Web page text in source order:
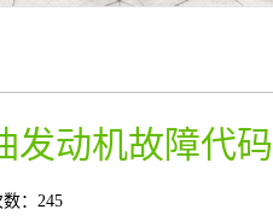
发动机故障代码
：245